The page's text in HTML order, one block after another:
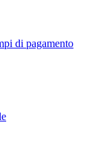
di pagamento